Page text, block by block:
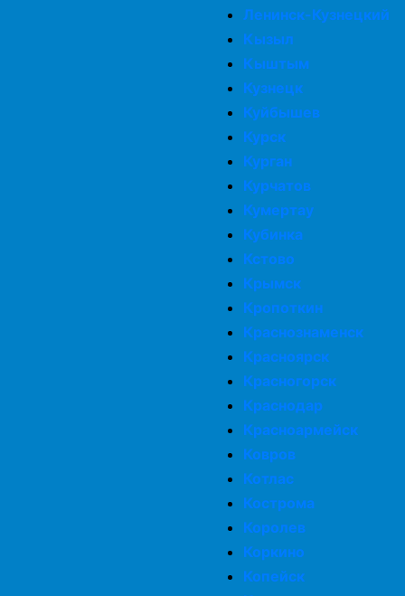
Ленинск-Кузнецкий
Кызыл
Кыштым
Кузнецк
Куйбышев
Курск
Курган
Курчатов
Кумертау
Кубинка
Кстово
Крымск
Кропоткин
Краснознаменск
Красноярск
Красногорск
Краснодар
Красноармейск
Ковров
Котлас
Кострома
Королев
Коркино
Копейск